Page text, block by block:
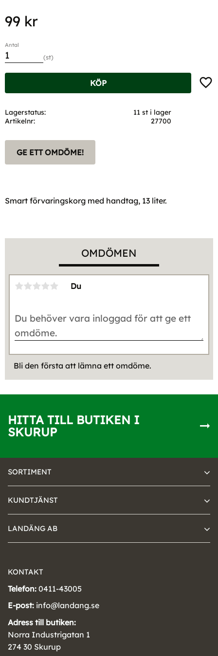
99 kr
Antal
st
KÖP
Lagerstatus
11 st i lager
Artikelnr
27700
GE ETT OMDÖME!
Smart förvaringskorg med handtag, 13 liter.
OMDÖMEN
Du
Bli den första att lämna ett omdöme.
HITTA TILL BUTIKEN I
SKURUP
SORTIMENT
KUNDTJÄNST
LANDÄNG AB
KONTAKT
Telefon: 0411-43005
E-post: info@landang.se
Adress till butiken:
Norra Industrigatan 1
274 30 Skurup